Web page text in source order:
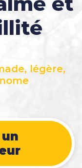
légère,